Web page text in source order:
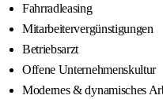
Fahrradleasing
Mitarbeitervergünstigungen
Betriebsarzt
Offene Unternehmenskultur
Modernes & dynamisches